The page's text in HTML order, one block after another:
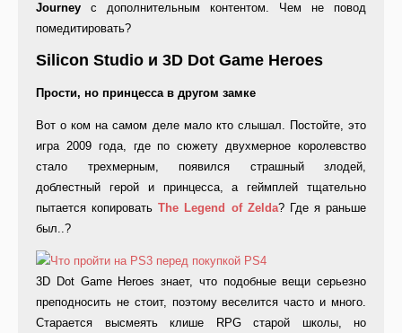
Journey с дополнительным контентом. Чем не повод
помедитировать?
Silicon Studio и 3D Dot Game Heroes
Прости, но принцесса в другом замке
Вот о ком на самом деле мало кто слышал. Постойте, это
игра 2009 года, где по сюжету двухмерное королевство
стало трехмерным, появился страшный злодей,
доблестный герой и принцесса, а геймплей тщательно
пытается копироватьThe Legend of Zelda? Где я раньше
был..?
3D Dot Game Heroes знает, что подобные вещи серьезно
преподносить не стоит, поэтому веселится часто и много.
Старается высмеять клише RPG старой школы, но